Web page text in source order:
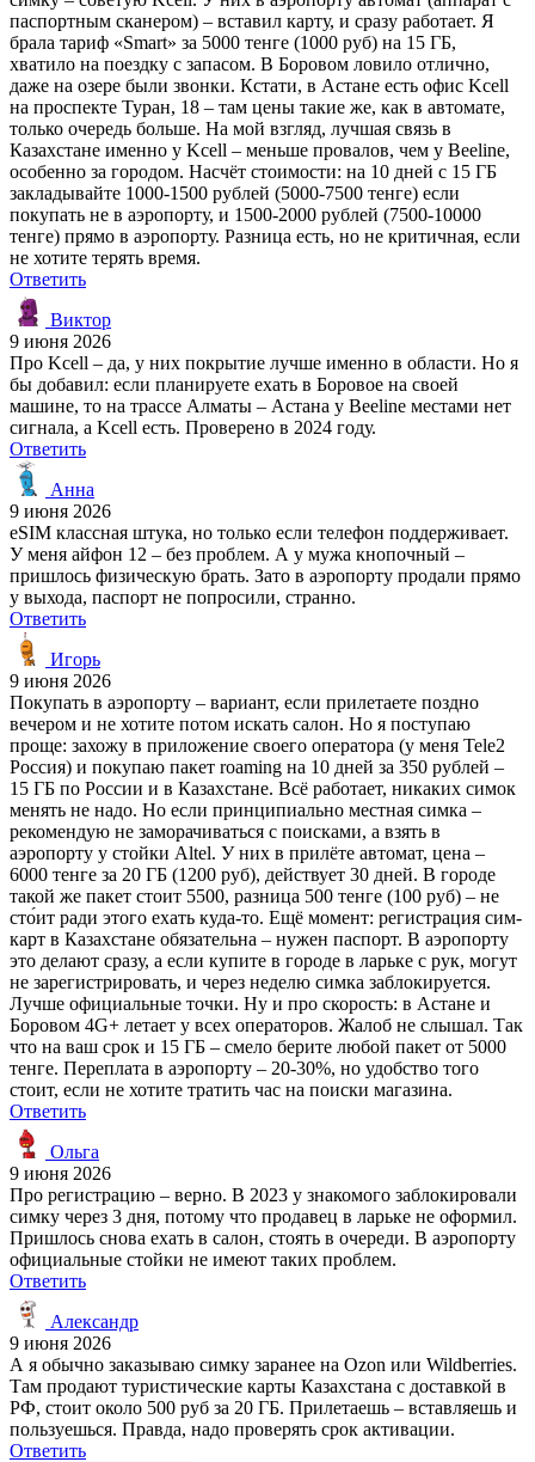
паспортным сканером) – вставил карту, и сразу работает. Я
брала тариф «Smart» за 5000 тенге (1000 руб) на 15 ГБ,
хватило на поездку с запасом. В Боровом ловило отлично,
даже на озере были звонки. Кстати, в Астане есть офис Kcell
на проспекте Туран, 18 – там цены такие же, как в автомате,
только очередь больше. На мой взгляд, лучшая связь в
Казахстане именно у Kcell – меньше провалов, чем у Beeline,
особенно за городом. Насчёт стоимости: на 10 дней с 15 ГБ
закладывайте 1000-1500 рублей (5000-7500 тенге) если
покупать не в аэропорту, и 1500-2000 рублей (7500-10000
тенге) прямо в аэропорту. Разница есть, но не критичная, если
не хотите терять время.
Ответить
Виктор
9 июня 2026
Про Kcell – да, у них покрытие лучше именно в области. Но я
бы добавил: если планируете ехать в Боровое на своей
машине, то на трассе Алматы – Астана у Beeline местами нет
сигнала, а Kcell есть. Проверено в 2024 году.
Ответить
Анна
9 июня 2026
eSIM классная штука, но только если телефон поддерживает.
У меня айфон 12 – без проблем. А у мужа кнопочный –
пришлось физическую брать. Зато в аэропорту продали прямо
у выхода, паспорт не попросили, странно.
Ответить
Игорь
9 июня 2026
Покупать в аэропорту – вариант, если прилетаете поздно
вечером и не хотите потом искать салон. Но я поступаю
проще: захожу в приложение своего оператора (у меня Tele2
Россия) и покупаю пакет roaming на 10 дней за 350 рублей –
15 ГБ по России и в Казахстане. Всё работает, никаких симок
менять не надо. Но если принципиально местная симка –
рекомендую не заморачиваться с поисками, а взять в
аэропорту у стойки Altel. У них в прилёте автомат, цена –
6000 тенге за 20 ГБ (1200 руб), действует 30 дней. В городе
такой же пакет стоит 5500, разница 500 тенге (100 руб) – не
сто́ит ради этого ехать куда-то. Ещё момент: регистрация сим-
карт в Казахстане обязательна – нужен паспорт. В аэропорту
это делают сразу, а если купите в городе в ларьке с рук, могут
не зарегистрировать, и через неделю симка заблокируется.
Лучше официальные точки. Ну и про скорость: в Астане и
Боровом 4G+ летает у всех операторов. Жалоб не слышал. Так
что на ваш срок и 15 ГБ – смело берите любой пакет от 5000
тенге. Переплата в аэропорту – 20-30%, но удобство того
стоит, если не хотите тратить час на поиски магазина.
Ответить
Ольга
9 июня 2026
Про регистрацию – верно. В 2023 у знакомого заблокировали
симку через 3 дня, потому что продавец в ларьке не оформил.
Пришлось снова ехать в салон, стоять в очереди. В аэропорту
официальные стойки не имеют таких проблем.
Ответить
Александр
9 июня 2026
А я обычно заказываю симку заранее на Ozon или Wildberries.
Там продают туристические карты Казахстана с доставкой в
РФ, стоит около 500 руб за 20 ГБ. Прилетаешь – вставляешь и
пользуешься. Правда, надо проверять срок активации.
Ответить